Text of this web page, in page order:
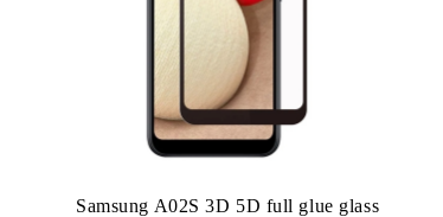
Samsung A02S 3D 5D full glue glass